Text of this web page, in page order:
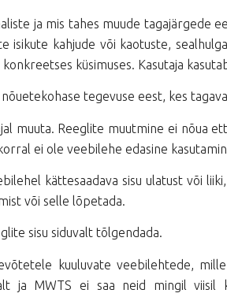
ja mis tahes muude tagajärgede
isikute kahjude või kaotuste,
küsimuses. Kasutaja
tegevuse eest, kes
muuta. Reeglite muutmine ei nõua
ei ole veebilehe edasine
kättesaadava sisu ulatust või
või selle lõpetada.
sisu siduvalt tõlgendada.
kuuluvate veebilehtede,
ja MWTS ei saa neid mingil viisil